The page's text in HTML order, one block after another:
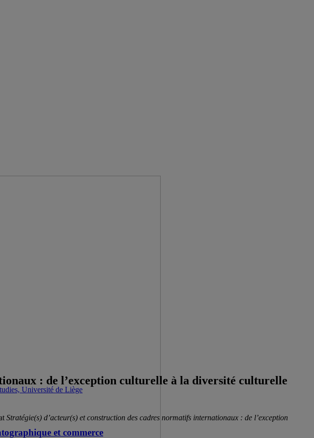
: de l’exception culturelle à la diversité culturelle
Stratégie(s) d’acteur(s) et construction des cadres normatifs internationaux : de l’exception
Université de Liège
et commerce